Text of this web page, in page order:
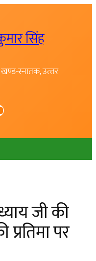
सिंह
स्नातक, उत्त्तर
जी की
पर